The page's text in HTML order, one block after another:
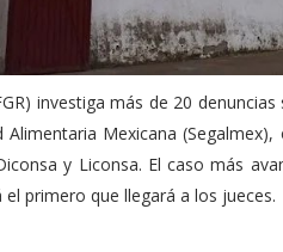
investiga más de 20
Mexicana
y Liconsa. El caso más
primero que llegará a los jueces.